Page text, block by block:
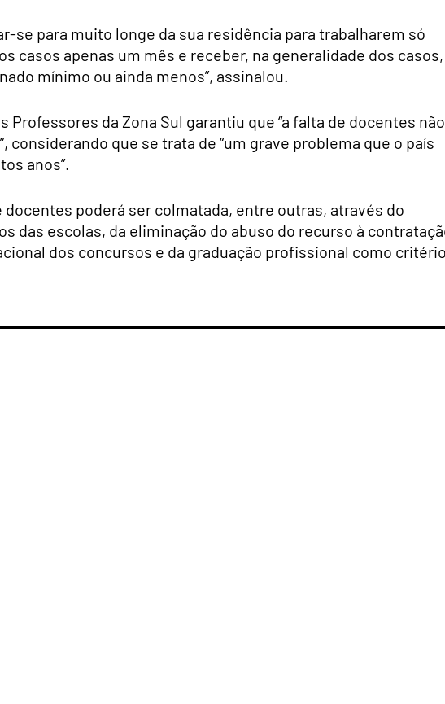
se para muito longe da sua residência para trabalharem só
casos apenas um mês e receber, na generalidade dos casos,
mínimo ou ainda menos”, assinalou.
Professores da Zona Sul garantiu que “a falta de docentes
considerando que se trata de “um grave problema que o país
anos”.
docentes poderá ser colmatada, entre outras, através do
das escolas, da eliminação do abuso do recurso à
dos concursos e da graduação profissional como critério